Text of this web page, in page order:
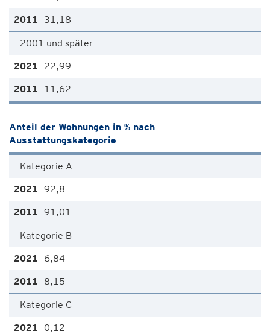
31,18
2001 und später
22,99
11,62
Anteil der Wohnungen in % nach
Ausstattungskategorie
Kategorie A
92,8
91,01
Kategorie B
6,84
8,15
Kategorie C
0,12